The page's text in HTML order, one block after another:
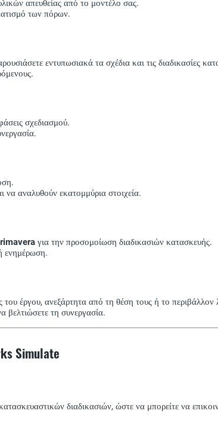
απευθείας από το μοντέλο σας.
των πόρων.
εντυπωσιακά τα σχέδια και τις διαδικασίες
σχεδιασμού.
να αναλυθούν εκατομμύρια στοιχεία.
για την προσομοίωση διαδικασιών κατασκευής.
ενημέρωση.
έργου, ανεξάρτητα από τη θέση τους ή το περιβάλλον
βελτιώσετε τη συνεργασία.
Simulate
διαδικασιών, ώστε να μπορείτε να